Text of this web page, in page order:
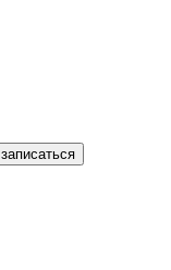
записаться